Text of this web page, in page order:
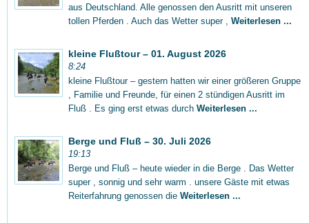
aus Deutschland. Alle genossen den Ausritt mit unseren
tollen Pferden . Auch das Wetter super , Weiterlesen ...
kleine Flußtour – 01. August 2026
8:24
kleine Flußtour – gestern hatten wir einer größeren Gruppe
, Familie und Freunde, für einen 2 stündigen Ausritt im
Fluß . Es ging erst etwas durch Weiterlesen ...
Berge und Fluß – 30. Juli 2026
19:13
Berge und Fluß – heute wieder in die Berge . Das Wetter
super , sonnig und sehr warm . unsere Gäste mit etwas
Reiterfahrung genossen die Weiterlesen ...